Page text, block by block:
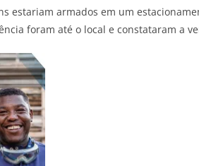
estariam armados em um
foram até o local e constataram a